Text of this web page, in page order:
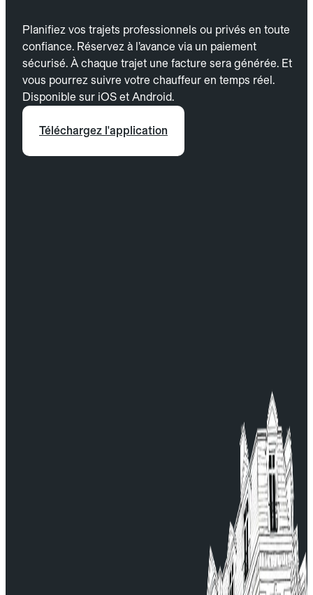
Planifiez vos trajets professionnels ou privés en toute
confiance. Réservez à l’avance via un paiement
sécurisé. À chaque trajet une facture sera générée. Et
vous pourrez suivre votre chauffeur en temps réel.
Disponible sur iOS et Android.
Téléchargez l'application